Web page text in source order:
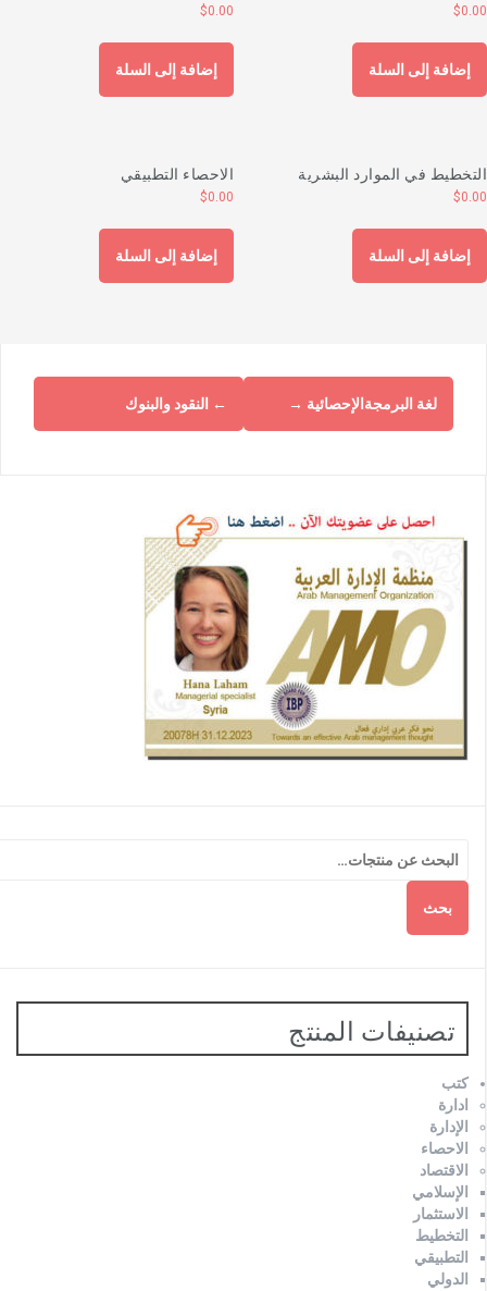
$
إضافة إلى السلة
$0.00
إضافة إلى السلة
في الموارد البشرية
$
إضافة إلى السلة
الاحصاء التطبيقي
$0.00
إضافة إلى السلة
← النقود والبنوك لغة البرمجةالإحصائية →
بحث
تصنيفات المنتج
كتب
ادارة
الإدارة
الاحصاء
الاقتصاد
الإسلامي
الاستثمار
التخطيط
التطبيقي
الدولي